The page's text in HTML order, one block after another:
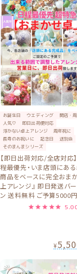
を
つ
け
て
楽
し
ん
で
く
だ
さ
い。
お誕生日 ウエディング
開店・
人気♡
即日出荷便対応
浮かない卓上アレンジ
周年祝に
長寿のお祝いに
記念日
送別会
そのまんまシリーズ
【即日出荷対応/全店対応】
程最優先・いま店頭にあ
商品をベースに完全おま
上アレンジ』 即日発送バ
ン 送料無料 ご予算5000
¥